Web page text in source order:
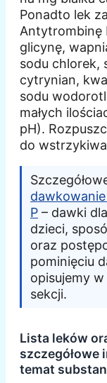
Ponadto lek
Antytrombinę
glicynę,
sodu chlorek,
cytrynian,
sodu
małych
pH).
do
P – dawki
dzieci,
oraz
pominięciu
opisujemy
sekcji.
Lista leków
szczegółowe
temat